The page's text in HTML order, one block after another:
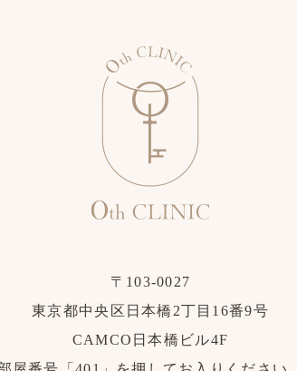
〒103-0027
東京都中央区日本橋2丁目16番9号
CAMCO日本橋ビル4F